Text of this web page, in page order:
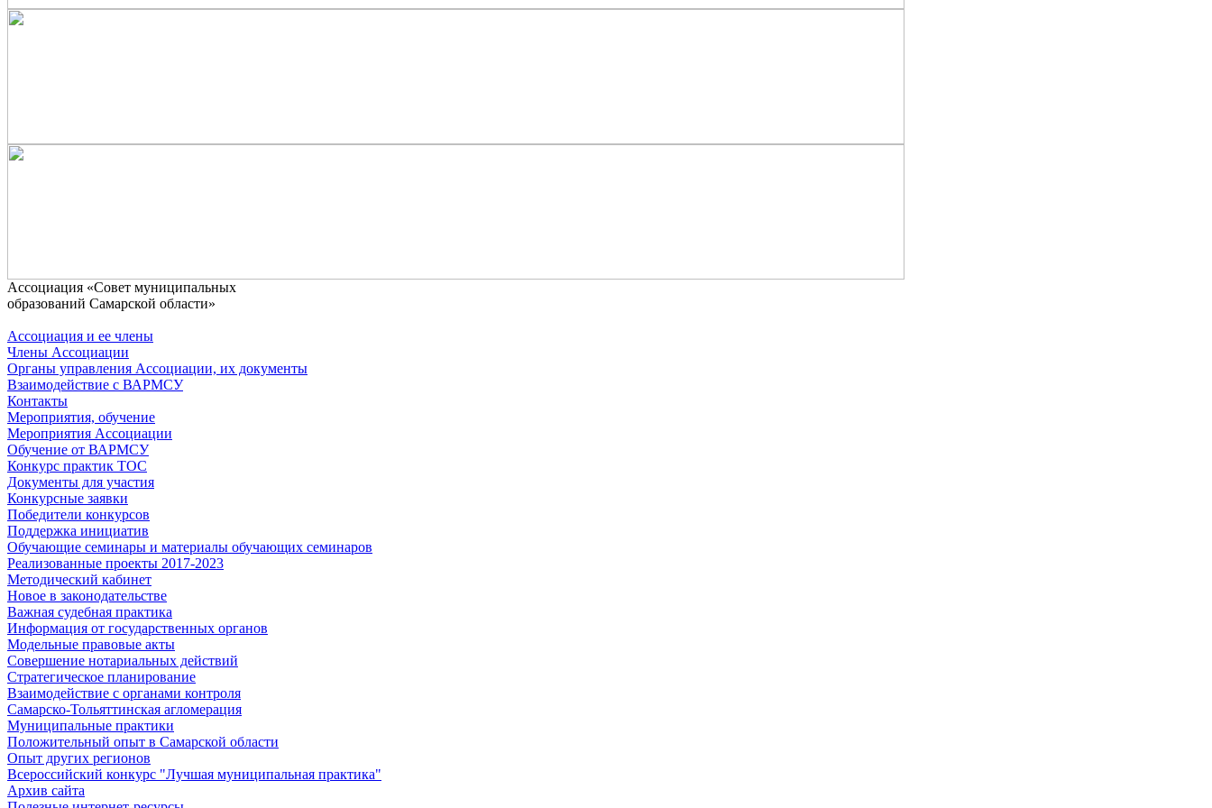
Ассоциaция «Совет муниципальных
образований Самарской области»
Ассоциация и ее члены
Члены Ассоциации
Органы управления Ассоциации, их документы
Взаимодействие c ВАРМСУ
Контакты
Мероприятия, обучение
Мероприятия Ассоциации
Обучение от ВАРМСУ
Конкурс практик ТОС
Документы для участия
Конкурсные заявки
Победители конкурсов
Поддержка инициатив
Обучающие семинары и материалы обучающих семинаров
Реализованные проекты 2017-2023
Методический кабинет
Новое в законодательстве
Важная судебная практика
Информация от государственных органов
Модельные правовые акты
Совершение нотариальных действий
Стратегическое планирование
Взаимодействие с органами контроля
Самарско-Тольяттинская агломерация
Муниципальные практики
Положительный опыт в Самарской области
Опыт других регионов
Всероссийский конкурс "Лучшая муниципальная практика"
Архив сайта